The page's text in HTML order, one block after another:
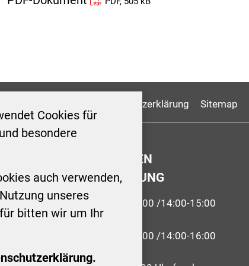
Cookies für
besondere
auch verwenden,
unseres
bitten wir um Ihr
Datenschutzerklärung Sitemap
ÖFFNUNGSZEITEN
STADTVERWALTUNG
Montag: 09:00-12:00 /14:00-15:00
Uhr
Dienstag: 09:00-12:00 /14:00-16:00
Uhr